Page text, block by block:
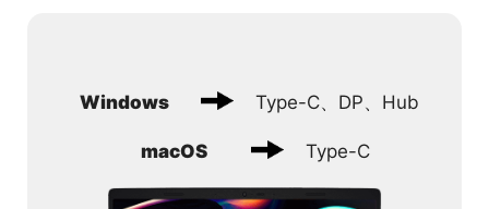
Windows Type-C、DP、Hub
macOS Type-C